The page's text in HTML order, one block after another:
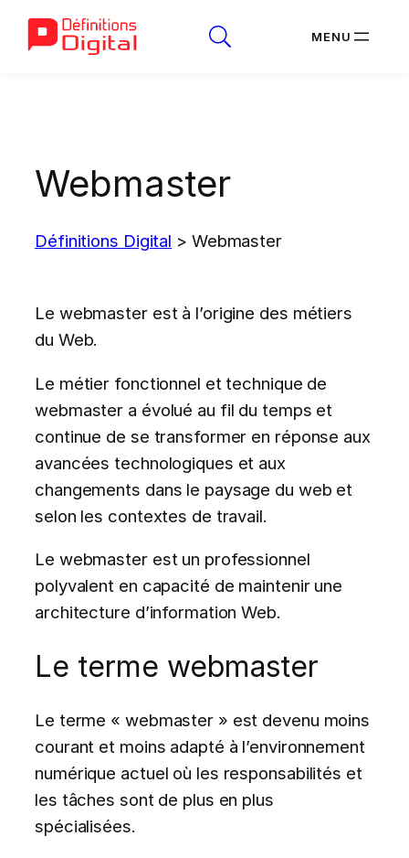
Webmaster
Définitions Digital > Webmaster
Le webmaster est à l’origine des métiers
du Web.
Le métier fonctionnel et technique de
webmaster a évolué au fil du temps et
continue de se transformer en réponse aux
avancées technologiques et aux
changements dans le paysage du web et
selon les contextes de travail.
Le webmaster est un professionnel
polyvalent en capacité de maintenir une
architecture d’information Web.
Le terme webmaster
Le terme « webmaster » est devenu moins
courant et moins adapté à l’environnement
numérique actuel où les responsabilités et
les tâches sont de plus en plus
spécialisées.